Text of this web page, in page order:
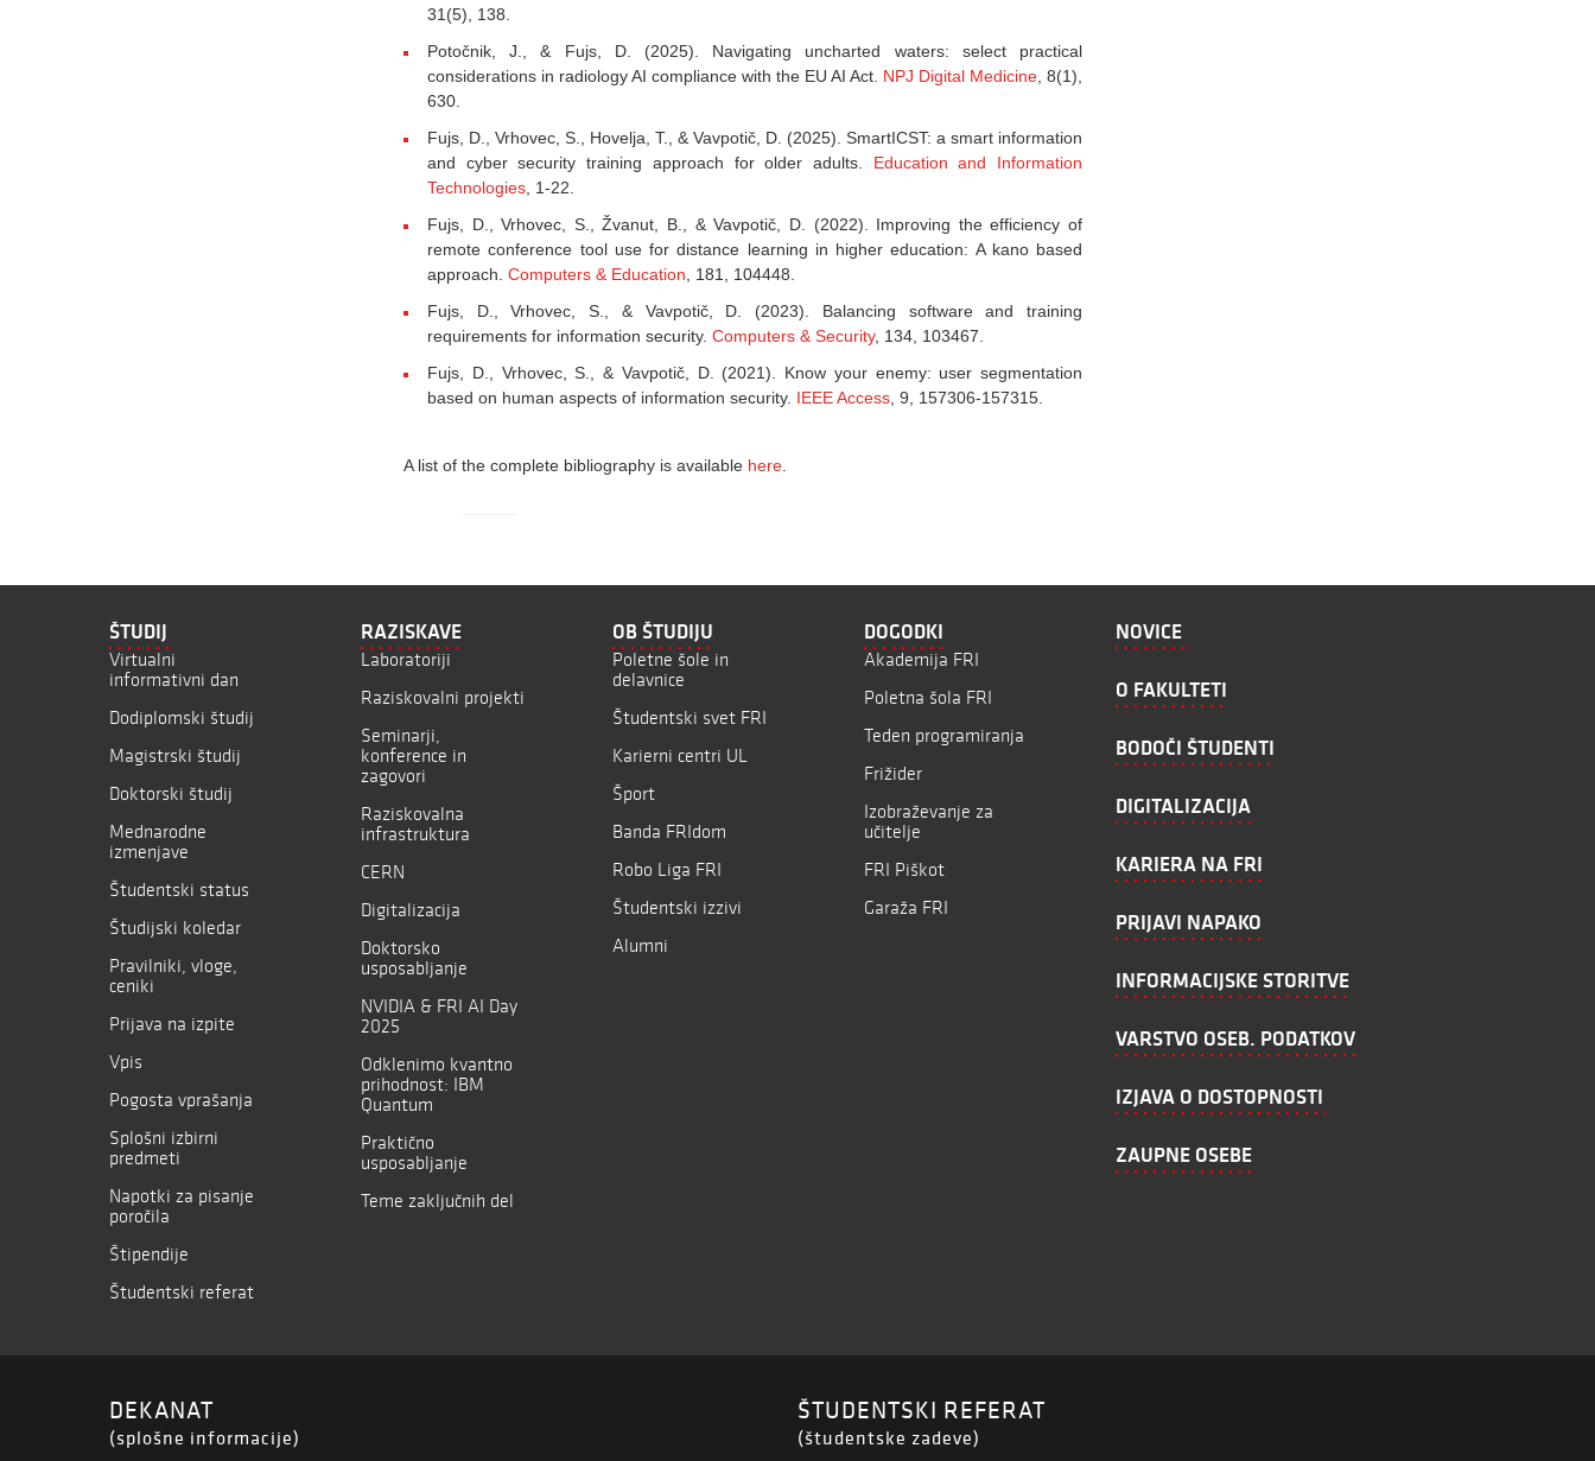
31(5), 138.
Potočnik, J., & Fujs, D. (2025). Navigating uncharted waters: select practical
considerations in radiology AI compliance with the EU AI Act. NPJ Digital Medicine , 8(1),
630.
Fujs, D., Vrhovec, S., Hovelja, T., & Vavpotič, D. (2025). SmartICST: a smart information
and cyber security training approach for older adults.
Education and Information
Technologies , 1-22.
Fujs, D., Vrhovec, S., Žvanut, B., & Vavpotič, D. (2022). Improving the efficiency of
remote conference tool use for distance learning in higher education: A kano based
approach. Computers & Education , 181, 104448.
Fujs, D., Vrhovec, S., & Vavpotič, D. (2023). Balancing software and training
requirements for information security. Computers & Security, 134, 103467.
Fujs, D., Vrhovec, S., & Vavpotič, D. (2021). Know your enemy: user segmentation
based on human aspects of information security. IEEE Access , 9, 157306-157315.
A list of the complete bibliography is available here
ŠTUDIJ
Virtualni
informativni dan
Dodiplomski študij
Magistrski študij
Doktorski študij
Mednarodne
izmenjave
Študentski status
Študijski koledar
Pravilniki, vloge,
ceniki
Prijava na izpite
Vpis
Pogosta vprašanja
Splošni izbirni
predmeti
Napotki za pisanje
poročila
Štipendije
Študentski referat
RAZISKAVE
Laboratoriji
Raziskovalni projekti
Seminarji,
konference in
zagovori
Raziskovalna
infrastruktura
CERN
Digitalizacija
Doktorsko
usposabljanje
NVIDIA & FRI AI Day
2025
Odklenimo kvantno
prihodnost: IBM
Quantum
Praktično
usposabljanje
Teme zaključnih del
OB ŠTUDIJU
Poletne šole in
delavnice
Študentski svet FRI
Karierni centri UL
Šport
Banda FRIdom
Robo Liga FRI
Študentski izzivi
Alumni
DOGODKI
Akademija FRI
Poletna šola FRI
Teden programiranja
Frižider
Izobraževanje za
učitelje
FRI Piškot
Garaža FRI
NOVICE
O FAKULTETI
BODOČI ŠTUDENTI
DIGITALIZACIJA
KARIERA NA FRI
PRIJAVI NAPAKO
INFORMACIJSKE STORITVE
VARSTVO OSEB. PODATKOV
IZJAVA O DOSTOPNOSTI
ZAUPNE OSEBE
DEKANAT
(splošne informacije)
ŠTUDENTSKI REFERAT
(študentske zadeve)